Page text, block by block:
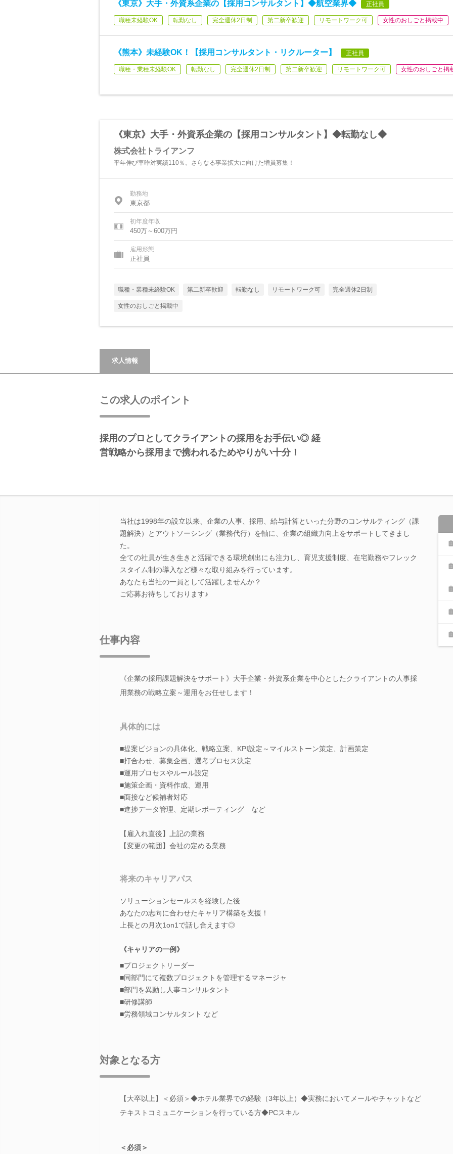
《東京》大手・外資系企業の【採用コンサルタント】◆航空業界◆ 正社員
職種未経験OK 転勤なし 完全週休2日制 第二新卒歓迎 リモートワーク可 女性のおしごと掲載中
《熊本》未経験OK！【採用コンサルタント・リクルーター】 正社員
職種・業種未経験OK 転勤なし 完全週休2日制 第二新卒歓迎 リモートワーク可 女性のおしごと掲
《東京》大手・外資系企業の【採用コンサルタント】◆転勤なし◆
株式会社トライアンフ
平年伸び率昨対実績110％。さらなる事業拡大に向けた増員募集！
勤務地
東京都
初年度年収
450万～600万円
雇用形態
正社員
職種・業種未経験OK 第二新卒歓迎 転勤なし リモートワーク可 完全週休2日制
女性のおしごと掲載中
求人情報
この求人のポイント
採用のプロとしてクライアントの採用をお手伝い◎ 経
営戦略から採用まで携われるためやりがい十分！
当社は1998年の設立以来、企業の人事、採用、給与計算といった分野のコンサルティング（課
題解決）とアウトソーシング（業務代行）を軸に、企業の組織力向上をサポートしてきまし
た。
全ての社員が生き生きと活躍できる環境創出にも注力し、育児支援制度、在宅勤務やフレック
スタイム制の導入など様々な取り組みを行っています。
あなたも当社の一員として活躍しませんか？
ご応募お待ちしております♪
仕事内容
《企業の採用課題解決をサポート》大手企業・外資系企業を中心としたクライアントの人事採
用業務の戦略立案～運用をお任せします！
具体的には
■提案ビジョンの具体化、戦略立案、KPI設定～マイルストーン策定、計画策定
■打合わせ、募集企画、選考プロセス決定
■運用プロセスやルール設定
■施策企画・資料作成、運用
■面接など候補者対応
■進捗データ管理、定期レポーティング など
【雇入れ直後】上記の業務
【変更の範囲】会社の定める業務
将来のキャリアパス
ソリューションセールスを経験した後
あなたの志向に合わせたキャリア構築を支援！
上長との月次1on1で話し合えます◎
《キャリアの一例》
■プロジェクトリーダー
■同部門にて複数プロジェクトを管理するマネージャ
■部門を異動し人事コンサルタント
■研修講師
■労務領域コンサルタント など
対象となる方
【大卒以上】＜必須＞◆ホテル業界での経験（3年以上）◆実務においてメールやチャットなど
テキストコミュニケーションを行っている方◆PCスキル
＜必須＞